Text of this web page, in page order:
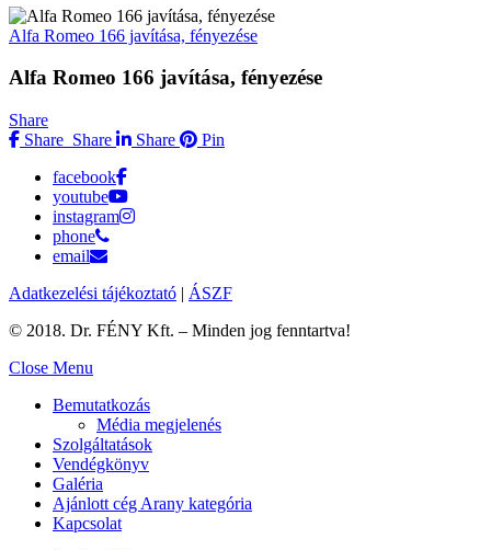
Alfa Romeo 166 javítása, fényezése
Alfa Romeo 166 javítása, fényezése
Share
Share Share Share
Pin
facebook
youtube
instagram
phone
email
Adatkezelési tájékoztató | ÁSZF
© 2018. Dr. FÉNY Kft. – Minden jog fenntartva!
Close Menu
Bemutatkozás
Média megjelenés
Szolgáltatások
Vendégkönyv
Galéria
Ajánlott cég Arany kategória
Kapcsolat